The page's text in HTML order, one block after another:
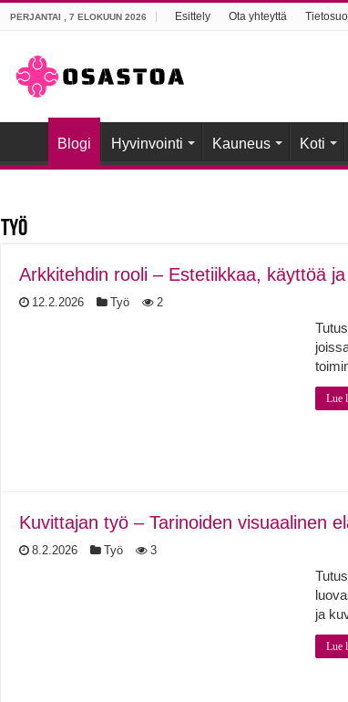
PERJANTAI , 7 ELOKUUN 2026 Esittely Ota yhteyttä
Blogi Hyvinvointi Kauneus Koti
Työ
Arkkitehdin rooli – Estetiikkaa, käyttöä
12.2.2026 Työ 2
Lue
Kuvittajan työ – Tarinoiden visuaalinen
8.2.2026 Työ 3
ja
Lue